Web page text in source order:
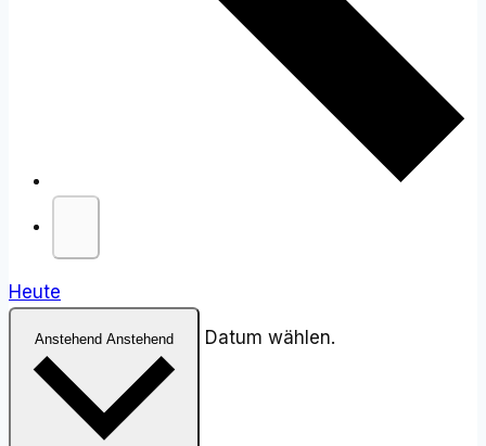
Heute
Anstehend Anstehend Datum wählen.